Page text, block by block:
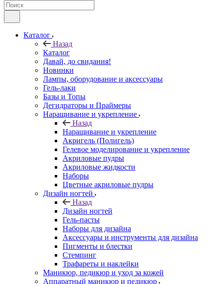
Каталог
Назад
Каталог
Давай, до свидания!
Новинки
Лампы, оборудование и аксессуары
Гель-лаки
Базы и Топы
Дегидраторы и Праймеры
Наращивание и укрепление
Назад
Наращивание и укрепление
Акригель (Полигель)
Гелевое моделирование и укрепление
Акриловые пудры
Акриловые жидкости
Наборы
Цветные акриловые пудры
Дизайн ногтей
Назад
Дизайн ногтей
Гель-пасты
Наборы для дизайна
Аксессуары и инструменты для дизайна
Пигменты и блестки
Стемпинг
Трафареты и наклейки
Маникюр, педикюр и уход за кожей
Аппаратный маникюр и педикюр